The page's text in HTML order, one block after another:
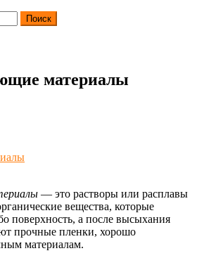
материалы
— это растворы или расплавы
вещества, которые
поверхность, а после высыхания
прочные пленки, хорошо
материалам.